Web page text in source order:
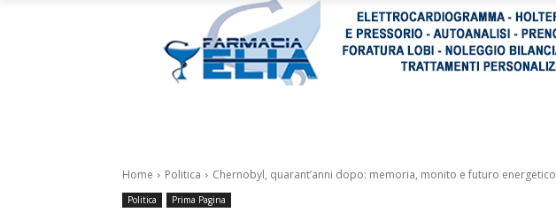
Home Politica Chernobyl, quarant’anni dopo: memoria, monito e futuro energetico
Politica Prima Pagina